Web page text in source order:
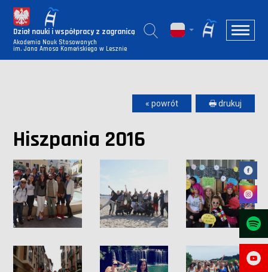
Dział nauki i współpracy z zagranicą
Akademia Nauk Stosowanych
im. Jana Amosa Komeńskiego w Lesznie
« powrót 🖶 drukuj
Hiszpania 2016